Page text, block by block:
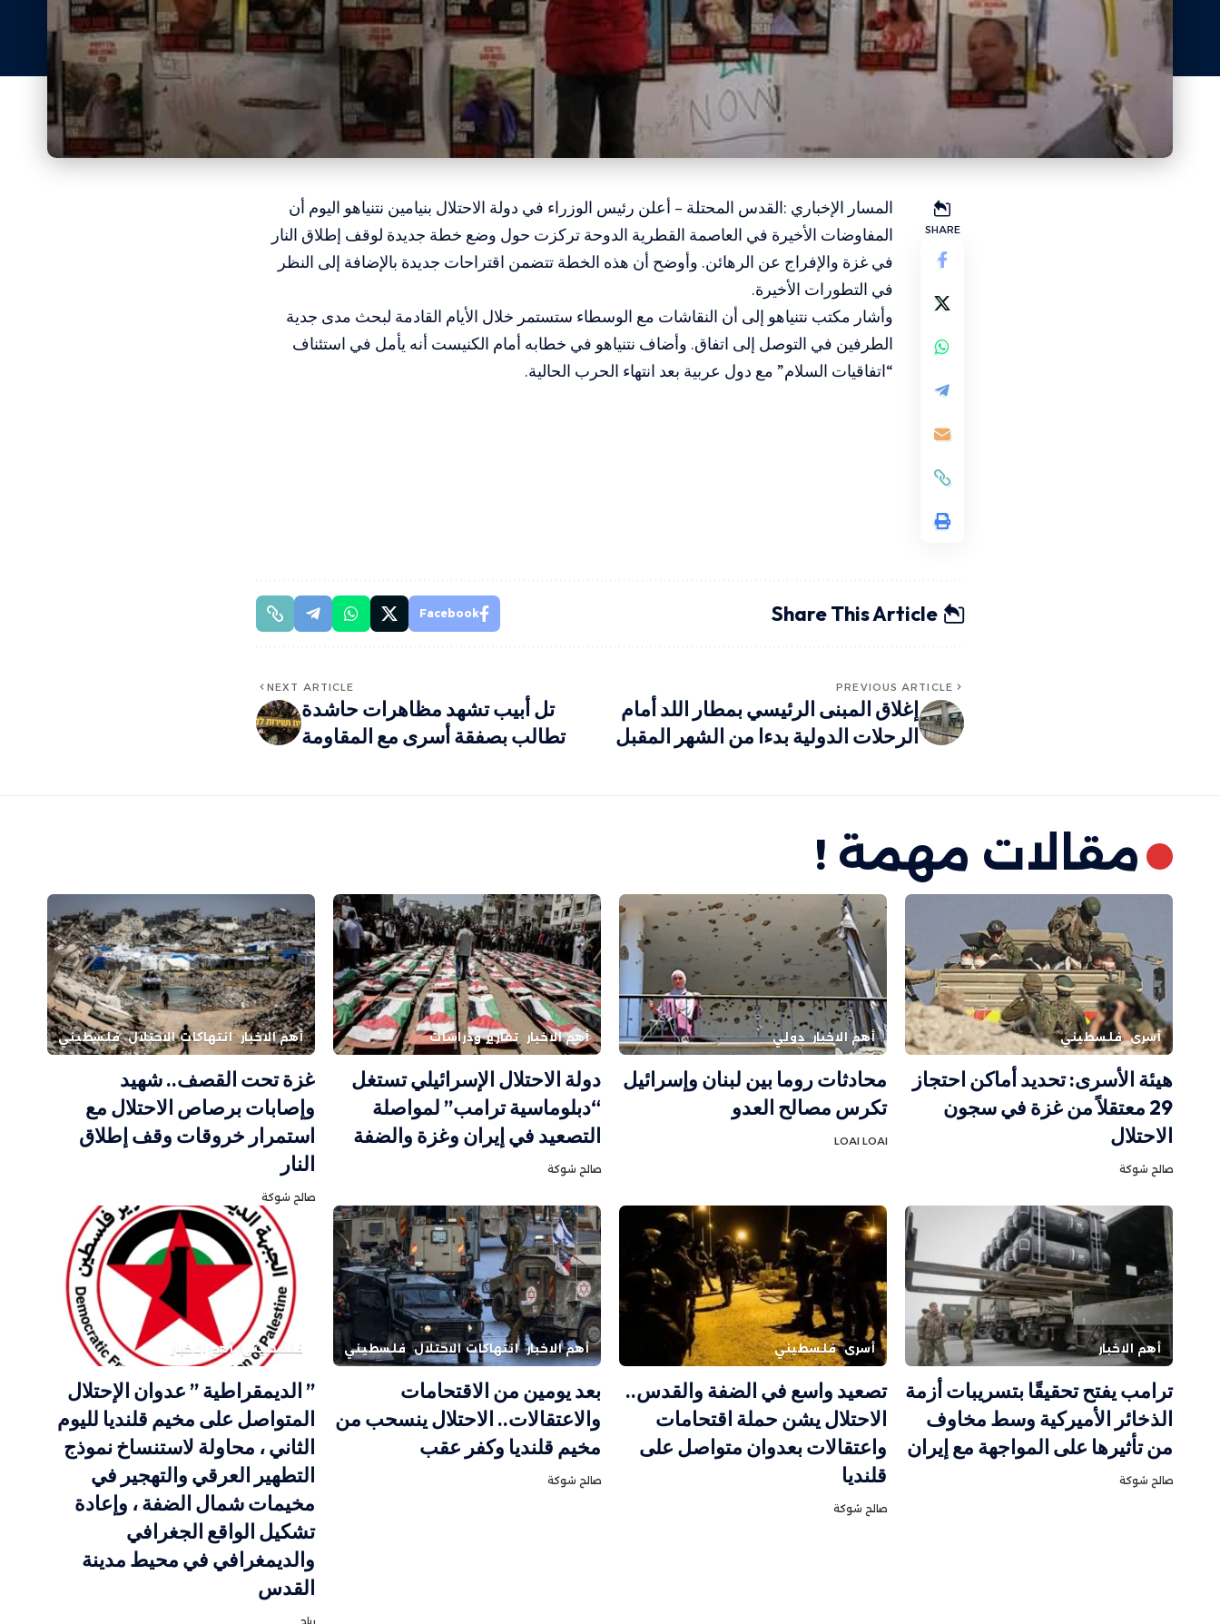
SHARE
المسار الإخباري :القدس المحتلة – أعلن رئيس الوزراء في دولة الاحتلال بنيامين نتنياهو اليوم أن
المفاوضات الأخيرة في العاصمة القطرية الدوحة تركزت حول وضع خطة جديدة لوقف إطلاق النار
في غزة والإفراج عن الرهائن. وأوضح أن هذه الخطة تتضمن اقتراحات جديدة بالإضافة إلى النظر
في التطورات الأخيرة.
وأشار مكتب نتنياهو إلى أن النقاشات مع الوسطاء ستستمر خلال الأيام القادمة لبحث مدى جدية
الطرفين في التوصل إلى اتفاق. وأضاف نتنياهو في خطابه أمام الكنيست أنه يأمل في استئناف
“اتفاقيات السلام” مع دول عربية بعد انتهاء الحرب الحالية.
Share This Article
Facebook
PREVIOUS ARTICLE
إغلاق المبنى الرئيسي بمطار اللد أمام
الرحلات الدولية بدءا من الشهر المقبل
NEXT ARTICLE
تل أبيب تشهد مظاهرات حاشدة
تطالب بصفقة أسرى مع المقاومة
مقالات مهمة !
أسرى فلسطيني
هيئة الأسرى: تحديد أماكن احتجاز
29 معتقلاً من غزة في سجون
الاحتلال
صالح شوكة
أهم الاخبار دولي
محادثات روما بين لبنان وإسرائيل
تكرس مصالح العدو
LOAI LOAI
أهم الاخبار تقارير ودراسات
دولة الاحتلال الإسرائيلي تستغل
“دبلوماسية ترامب” لمواصلة
التصعيد في إيران وغزة والضفة
صالح شوكة
أهم الاخبار انتهاكات الاحتلال فلسطيني
غزة تحت القصف.. شهيد
وإصابات برصاص الاحتلال مع
استمرار خروقات وقف إطلاق
النار
صالح شوكة
أهم الاخبار
ترامب يفتح تحقيقًا بتسريبات أزمة
الذخائر الأميركية وسط مخاوف
من تأثيرها على المواجهة مع إيران
صالح شوكة
أسرى فلسطيني
تصعيد واسع في الضفة والقدس..
الاحتلال يشن حملة اقتحامات
واعتقالات بعدوان متواصل على
قلنديا
صالح شوكة
أهم الاخبار انتهاكات الاحتلال فلسطيني
بعد يومين من الاقتحامات
والاعتقالات.. الاحتلال ينسحب من
مخيم قلنديا وكفر عقب
صالح شوكة
فلسطيني أهم الاخبار
” الديمقراطية ” عدوان الإحتلال
المتواصل على مخيم قلنديا لليوم
الثاني ، محاولة لاستنساخ نموذج
التطهير العرقي والتهجير في
مخيمات شمال الضفة ، وإعادة
تشكيل الواقع الجغرافي
والديمغرافي في محيط مدينة
القدس
رباح